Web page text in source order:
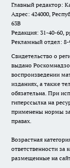
Главный редактор:
Адрес: 424000,
63В
Редакция: 31-40-60,
Рекламный отдел: 8-
Свидетельство о
выдано
воспроизведении
изданиях, а также
обязательна. При
гиперссылка на
применены нормы
правах.
Возрастная
ответственности
размещенные на